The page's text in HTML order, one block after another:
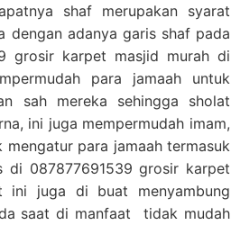
shaf merupakan syarat
dengan adanya garis shaf pada
grosir karpet masjid murah di
para jamaah untuk
sah mereka sehingga sholat
ini juga mempermudah imam,
para jamaah termasuk
087877691539 grosir karpet
ini juga di buat menyambung
saat di manfaat tidak mudah